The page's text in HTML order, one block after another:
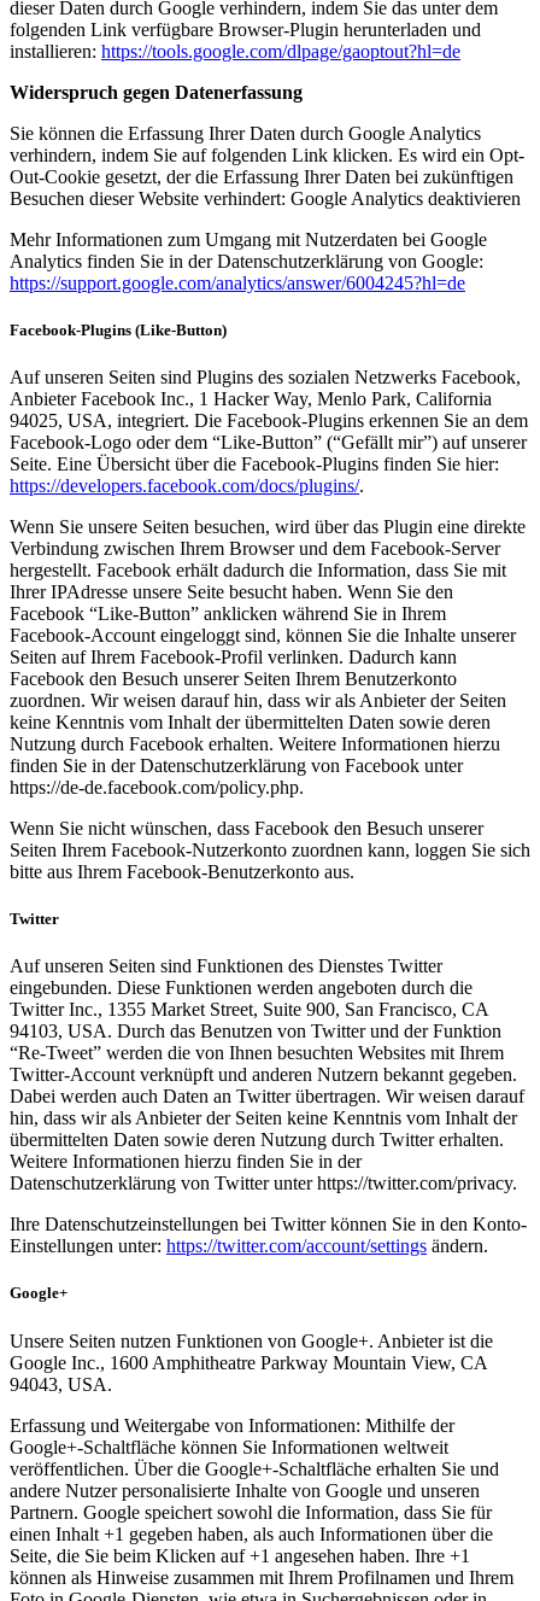
dieser Daten durch Google verhindern, indem Sie das unter dem
folgenden Link verfügbare Browser-Plugin herunterladen und
installieren: https://tools.google.com/dlpage/gaoptout?hl=de
Widerspruch gegen Datenerfassung
Sie können die Erfassung Ihrer Daten durch Google Analytics
verhindern, indem Sie auf folgenden Link klicken. Es wird ein Opt-
Out-Cookie gesetzt, der die Erfassung Ihrer Daten bei zukünftigen
Besuchen dieser Website verhindert: Google Analytics deaktivieren
Mehr Informationen zum Umgang mit Nutzerdaten bei Google
Analytics finden Sie in der Datenschutzerklärung von Google:
https://support.google.com/analytics/answer/6004245?hl=de
Facebook-Plugins (Like-Button)
Auf unseren Seiten sind Plugins des sozialen Netzwerks Facebook,
Anbieter Facebook Inc., 1 Hacker Way, Menlo Park, California
94025, USA, integriert. Die Facebook-Plugins erkennen Sie an dem
Facebook-Logo oder dem “Like-Button” (“Gefällt mir”) auf unserer
Seite. Eine Übersicht über die Facebook-Plugins finden Sie hier:
https://developers.facebook.com/docs/plugins/.
Wenn Sie unsere Seiten besuchen, wird über das Plugin eine direkte
Verbindung zwischen Ihrem Browser und dem Facebook-Server
hergestellt. Facebook erhält dadurch die Information, dass Sie mit
Ihrer IPAdresse unsere Seite besucht haben. Wenn Sie den
Facebook “Like-Button” anklicken während Sie in Ihrem
Facebook-Account eingeloggt sind, können Sie die Inhalte unserer
Seiten auf Ihrem Facebook-Profil verlinken. Dadurch kann
Facebook den Besuch unserer Seiten Ihrem Benutzerkonto
zuordnen. Wir weisen darauf hin, dass wir als Anbieter der Seiten
keine Kenntnis vom Inhalt der übermittelten Daten sowie deren
Nutzung durch Facebook erhalten. Weitere Informationen hierzu
finden Sie in der Datenschutzerklärung von Facebook unter
https://de-de.facebook.com/policy.php.
Wenn Sie nicht wünschen, dass Facebook den Besuch unserer
Seiten Ihrem Facebook-Nutzerkonto zuordnen kann, loggen Sie sich
bitte aus Ihrem Facebook-Benutzerkonto aus.
Twitter
Auf unseren Seiten sind Funktionen des Dienstes Twitter
eingebunden. Diese Funktionen werden angeboten durch die
Twitter Inc., 1355 Market Street, Suite 900, San Francisco, CA
94103, USA. Durch das Benutzen von Twitter und der Funktion
“Re-Tweet” werden die von Ihnen besuchten Websites mit Ihrem
Twitter-Account verknüpft und anderen Nutzern bekannt gegeben.
Dabei werden auch Daten an Twitter übertragen. Wir weisen darauf
hin, dass wir als Anbieter der Seiten keine Kenntnis vom Inhalt der
übermittelten Daten sowie deren Nutzung durch Twitter erhalten.
Weitere Informationen hierzu finden Sie in der
Datenschutzerklärung von Twitter unter https://twitter.com/privacy.
Ihre Datenschutzeinstellungen bei Twitter können Sie in den Konto-
Einstellungen unter: https://twitter.com/account/settings ändern.
Google+
Unsere Seiten nutzen Funktionen von Google+. Anbieter ist die
Google Inc., 1600 Amphitheatre Parkway Mountain View, CA
94043, USA.
Erfassung und Weitergabe von Informationen: Mithilfe der
Google+-Schaltfläche können Sie Informationen weltweit
veröffentlichen. Über die Google+-Schaltfläche erhalten Sie und
andere Nutzer personalisierte Inhalte von Google und unseren
Partnern. Google speichert sowohl die Information, dass Sie für
einen Inhalt +1 gegeben haben, als auch Informationen über die
Seite, die Sie beim Klicken auf +1 angesehen haben. Ihre +1
können als Hinweise zusammen mit Ihrem Profilnamen und Ihrem